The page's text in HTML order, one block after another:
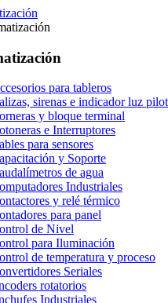
para tableros
sirenas e indicador luz
y bloque terminal
e Interruptores
para sensores
y Soporte
de agua
Industriales
y relé térmico
para panel
de Nivel
para Iluminación
de temperatura y proceso
Seriales
rotatorios
Industriales